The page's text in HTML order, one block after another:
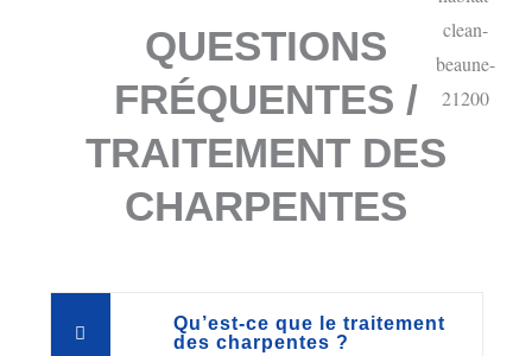
QUESTIONS
FRÉQUENTES /
TRAITEMENT DES
CHARPENTES
Qu’est-ce que le traitement
des charpentes ?